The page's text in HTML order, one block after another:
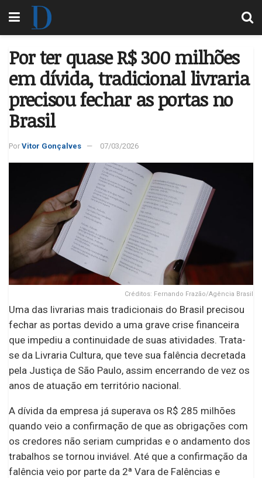
Por ter quase R$ 300 milhões
em dívida, tradicional livraria
precisou fechar as portas no
Brasil
Por Vitor Gonçalves 07/03/2026
Créditos: Fernando Frazão/Agência Brasil
Uma das livrarias mais tradicionais do Brasil precisou
fechar as portas devido a uma grave crise financeira
que impediu a continuidade de suas atividades. Trata-
se da Livraria Cultura, que teve sua falência decretada
pela Justiça de São Paulo, assim encerrando de vez os
anos de atuação em território nacional.
A dívida da empresa já superava os R$ 285 milhões
quando veio a confirmação de que as obrigações com
os credores não seriam cumpridas e o andamento dos
trabalhos se tornou inviável. Até que a confirmação da
falência veio por parte da 2ª Vara de Falências e